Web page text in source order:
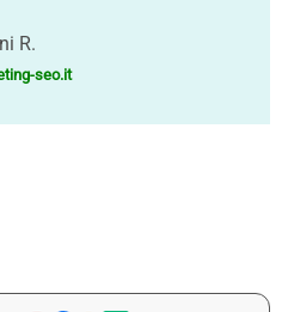
R.
seo.it